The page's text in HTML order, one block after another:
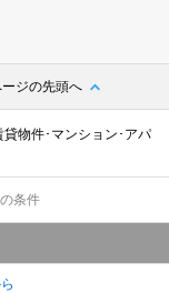
ージの先頭へ
物件･マンション･アパ
条件